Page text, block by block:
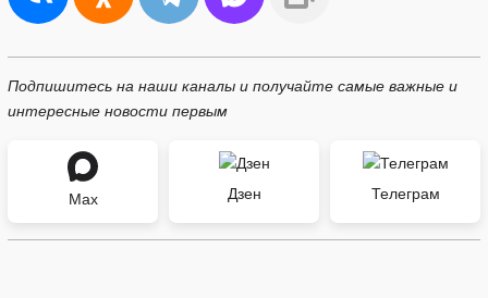
Подпишитесь на наши каналы и получайте самые важные и
интересные новости первым
Max Дзен Телеграм